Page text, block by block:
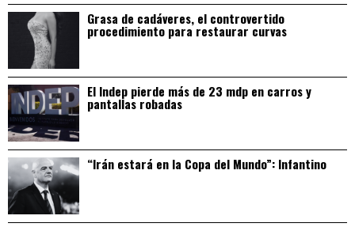
Grasa de cadáveres, el controvertido
procedimiento para restaurar curvas
El Indep pierde más de 23 mdp en carros y
pantallas robadas
“Irán estará en la Copa del Mundo”: Infantino